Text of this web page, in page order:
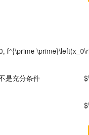
f^{\prime
是充分条件